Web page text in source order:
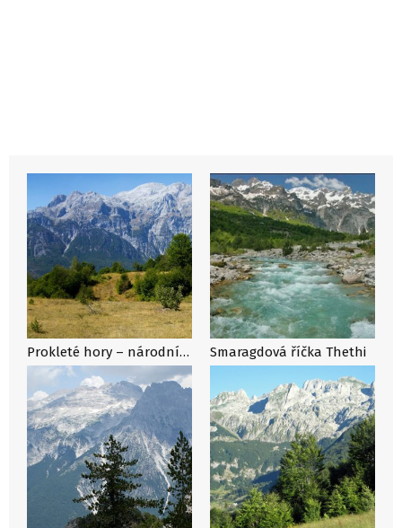
Prokleté hory – národní park Thethi Smaragdová říčka Thethi